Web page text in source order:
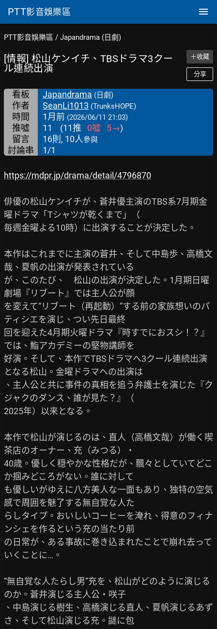
PTT影音娛樂區
PTT影音娛樂區 / Japandrama (日劇)
[情報] 松山ケンイチ、TBSドラマ3クー
ル連続出演
＋收藏
分享
看板 Japandrama (日劇)
作者 SeanLi1013 (TrunksHOPE)
時間 1月前 (2026/06/11 21:03)
推噓 11 (11推 0噓 5→)
留言
16則, 10人參與
討論串 1/1
https://mdpr.jp/drama/detail/4796870
俳優の松山ケンイチが、蒼井優主演のTBS系7月期金
曜ドラマ「Tシャツが乾くまで」（
毎週金曜よる10時）に出演することが決定した。
本作はこれまでに主演の蒼井、そして中島歩、高橋文
哉、夏帆の出演が発表されている
が、このたび、　松山の出演が決定した。1月期日曜
劇場『リブート』では主人公が顔
を変えて“リブート（再起動）”する前の家族想いのパ
ティシエを演じ、つい先日最終
回を迎えた4月期火曜ドラマ『時すでにおスシ！？』
では、鮨アカデミーの堅物講師を
好演。そして、本作でTBSドラマへ3クール連続出演
となる松山。金曜ドラマへの出演は
、主人公と共に事件の真相を追う弁護士を演じた『ク
ジャクのダンス、誰が見た？』（
2025年）以来となる。
本作で松山が演じるのは、直人（高橋文哉）が働く喫
茶店のオーナー、充（みつる）・
40歳。優しく穏やかな性格だが、飄々としていてどこ
か掴みどころがない。誰に対して
も優しいがゆえに八方美人な一面もあり、独特の空気
感で周囲を魅了する無自覚な人た
らしタイプ。おいしいコーヒーを淹れ、得意のフィナ
ンシェを作るという充の当たり前
の日常が、ある事故に巻き込まれたことで崩れ去って
いくことに…。
“無自覚な人たらし男”充を、松山がどのように演じる
のか。蒼井演じる主人公・咲子
、中島演じる樹生、高橋演じる直人、夏帆演じるあず
さ、そして松山演じる充。謎に包